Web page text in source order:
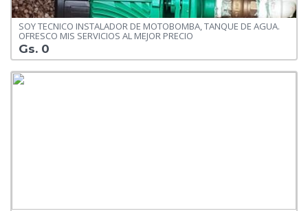
SOY TECNICO INSTALADOR DE MOTOBOMBA, TANQUE DE AGUA.
OFRESCO MIS SERVICIOS AL MEJOR PRECIO
Gs. 0